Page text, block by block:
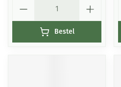
Bestel